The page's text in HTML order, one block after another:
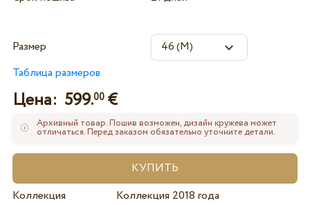
Размер
Таблица размеров
Цена: 599.00€
Архивный товар. Пошив возможен, дизайн кружева может
отличаться. Перед заказом обязательно уточните детали.
Коллекция
Коллекция 2018 года